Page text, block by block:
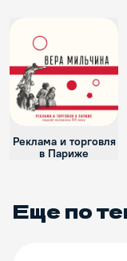
Реклама и торговля
в Париже
Еще по